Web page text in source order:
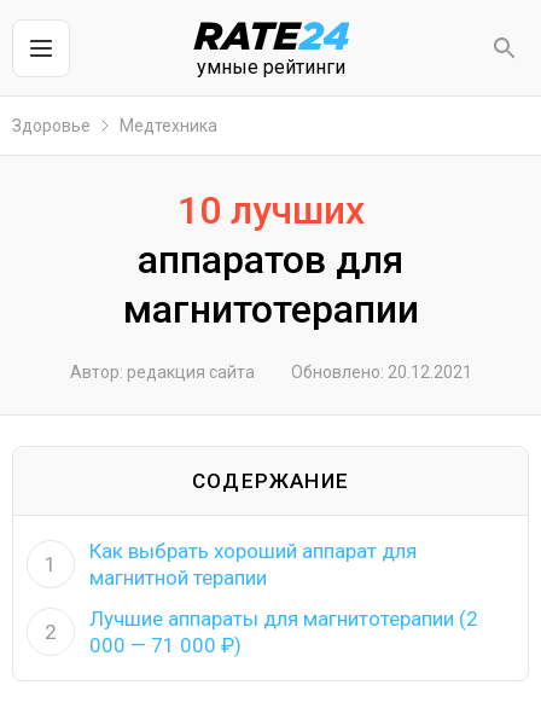
умные рейтинги
Здоровье Медтехника
10 лучших
аппаратов для
магнитотерапии
Автор: редакция сайта Обновлено: 20.12.2021
СОДЕРЖАНИЕ
1
Как выбрать хороший аппарат для
магнитной терапии
2
Лучшие аппараты для магнитотерапии (2
000 — 71 000 ₽)